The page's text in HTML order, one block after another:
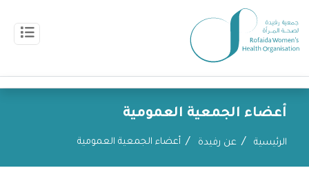
أعضاء الجمعية العمومية
الرئيسية عن رفيدة أعضاء الجمعية العمومية